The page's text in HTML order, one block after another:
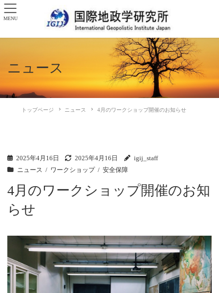
ニュース
トップページ ニュース 4月のワークショップ開催のお知らせ
2025年4月16日 2025年4月16日
igij_staff
ニュース
ワークショップ 安全保障
4月のワークショップ開催のお知
らせ
MENU